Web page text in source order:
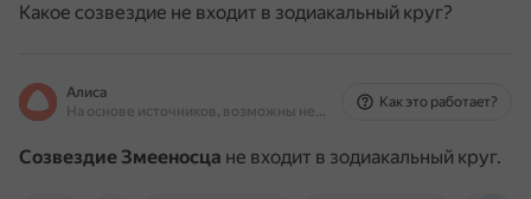
Какое созвездие не входит в зодиакальный круг?
Алиса
На основе источников, возможны неточности
Как это работает?
Созвездие Змееносца не входит в зодиакальный круг.